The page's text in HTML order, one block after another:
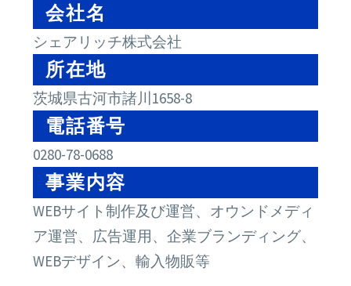
会社名
シェアリッチ株式会社
所在地
茨城県古河市諸川1658-8
電話番号
0280-78-0688
事業内容
WEBサイト制作及び運営、オウンドメディ
ア運営、広告運用、企業ブランディング、
WEBデザイン、輸入物販等